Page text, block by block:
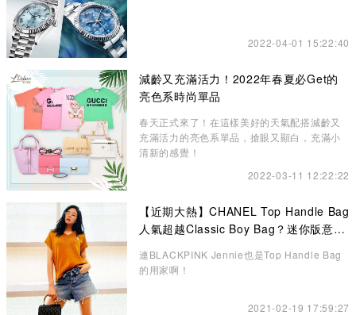
2022-04-01 15:22:40
減齡又充滿活力！2022年春夏必Get的
亮色系時尚單品
春天正式來了！在這樣美好的天氣配搭減齡又
充滿活力的亮色系單品，搶眼又顯白，充滿小
清新的感覺！
2022-03-11 12:22:22
【近期大熱】CHANEL Top Handle Bag
人氣超越Classic Boy Bag？迷你版意想
連BLACKPINK Jennie也是Top Handle Bag
的用家啊！
2021-02-19 17:59:27